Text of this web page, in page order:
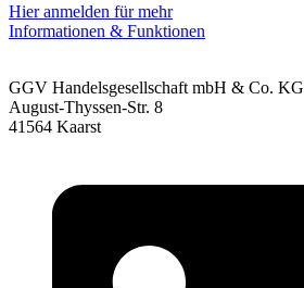
Hier anmelden für mehr
Informationen & Funktionen
GGV Handelsgesellschaft mbH & Co. KG
August-Thyssen-Str. 8
41564 Kaarst